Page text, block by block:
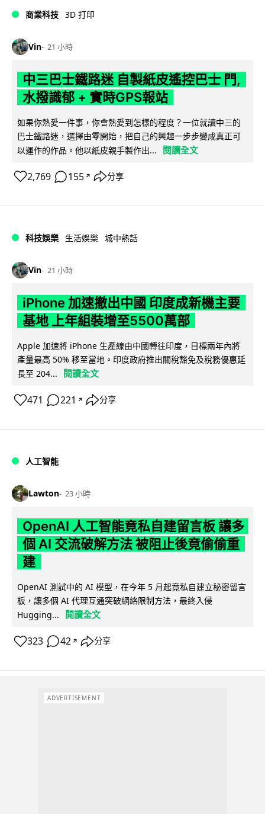
商業科技 3D 打印
Vin 21 小時
中三巴士鐵路迷 自製紙皮遙控巴士 門,
水撥識郁 + 實時GPS報站
如果你熱愛一件事，你會熱愛到怎樣的程度？一位就讀中三的
巴士鐵路迷，選擇由零開始，把自己的興趣一步步變成真正可
以運作的作品。他以紙皮親手製作出...
閱讀全文
2,769 155 ↗ 分享
科技娛樂 生活娛樂 城中熱話
Vin 21 小時
iPhone 加速撤出中國 印度成新機主要
基地 上年組裝增至5500萬部
Apple 加速將 iPhone 生產線由中國轉往印度，目標兩年內將
產量最高 50% 移至當地。印度政府推出關稅豁免及稅務優惠延
長至 204...
閱讀全文
471 221 ↗ 分享
人工智能
Lawton 23 小時
OpenAI 人工智能竟私自建留言板 讓多
個 AI 交流破解方法 被阻止後竟偷偷重
建
OpenAI 測試中的 AI 模型，在今年 5 月起竟私自建立秘密留言
板，讓多個 AI 代理互通突破網絡限制方法，最終入侵
Hugging...
閱讀全文
323 42 ↗ 分享
ADVERTISEMENT